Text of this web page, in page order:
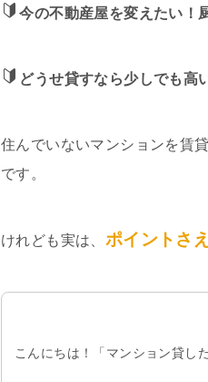
今の不動産屋を変えたい！
どうせ貸すなら少しでも高
住んでいないマンションを賃
です。
けれども実は、 ポイントさ
こんにちは！「マンション貸し